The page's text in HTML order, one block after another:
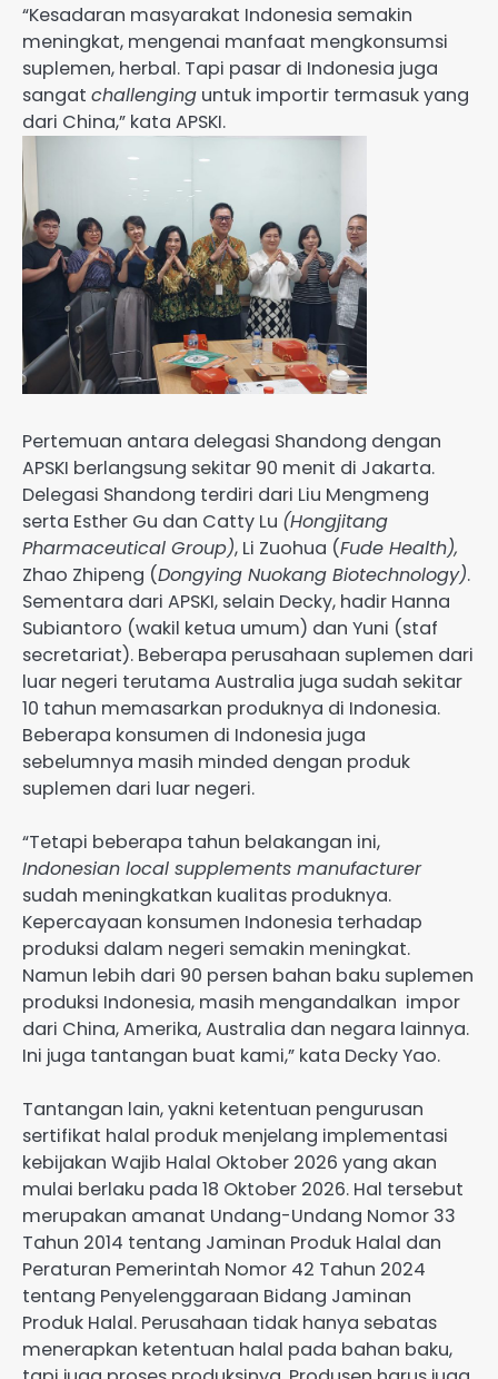
“Kesadaran masyarakat Indonesia semakin
meningkat, mengenai manfaat mengkonsumsi
suplemen, herbal. Tapi pasar di Indonesia juga
sangat challenging untuk importir termasuk yang
dari China,” kata APSKI.
Pertemuan antara delegasi Shandong dengan
APSKI berlangsung sekitar 90 menit di Jakarta.
Delegasi Shandong terdiri dari Liu Mengmeng
serta Esther Gu dan Catty Lu (Hongjitang
Pharmaceutical Group), Li Zuohua (Fude Health),
Zhao Zhipeng (Dongying Nuokang Biotechnology).
Sementara dari APSKI, selain Decky, hadir Hanna
Subiantoro (wakil ketua umum) dan Yuni (staf
secretariat). Beberapa perusahaan suplemen dari
luar negeri terutama Australia juga sudah sekitar
10 tahun memasarkan produknya di Indonesia.
Beberapa konsumen di Indonesia juga
sebelumnya masih minded dengan produk
suplemen dari luar negeri.
“Tetapi beberapa tahun belakangan ini,
Indonesian local supplements manufacturer
sudah meningkatkan kualitas produknya.
Kepercayaan konsumen Indonesia terhadap
produksi dalam negeri semakin meningkat.
Namun lebih dari 90 persen bahan baku suplemen
produksi Indonesia, masih mengandalkan impor
dari China, Amerika, Australia dan negara lainnya.
Ini juga tantangan buat kami,” kata Decky Yao.
Tantangan lain, yakni ketentuan pengurusan
sertifikat halal produk menjelang implementasi
kebijakan Wajib Halal Oktober 2026 yang akan
mulai berlaku pada 18 Oktober 2026. Hal tersebut
merupakan amanat Undang-Undang Nomor 33
Tahun 2014 tentang Jaminan Produk Halal dan
Peraturan Pemerintah Nomor 42 Tahun 2024
tentang Penyelenggaraan Bidang Jaminan
Produk Halal. Perusahaan tidak hanya sebatas
menerapkan ketentuan halal pada bahan baku,